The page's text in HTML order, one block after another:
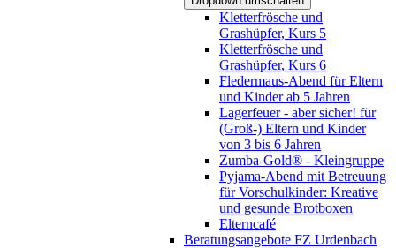
Kletterfrösche und
Grashüpfer, Kurs 5
Kletterfrösche und
Grashüpfer, Kurs 6
Fledermaus-Abend für Eltern
und Kinder ab 5 Jahren
Lagerfeuer - aber sicher! für
(Groß-) Eltern und Kinder
von 3 bis 6 Jahren
Zumba-Gold® - Kleingruppe
Pyjama-Abend mit Betreuung
für Vorschulkinder: Kreative
und gesunde Brotboxen
Elterncafé
Beratungsangebote FZ Urdenbach